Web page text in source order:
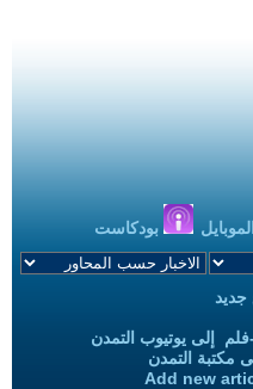
الموبايل بودكاست
فلم إلى يوتيوب التمدن
مكتبة التمدن
Add new